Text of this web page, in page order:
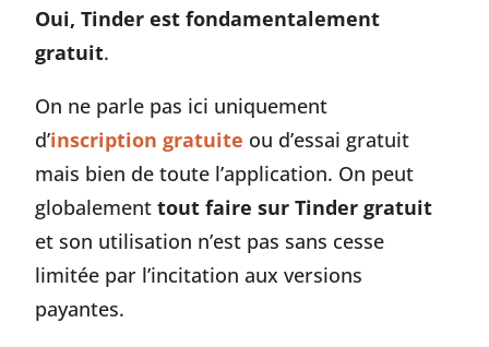
Oui, Tinder est fondamentalement
gratuit.
On ne parle pas ici uniquement
d’inscription gratuite ou d’essai gratuit
mais bien de toute l’application. On peut
globalementtout faire sur Tinder gratuit
et son utilisation n’est pas sans cesse
limitée par l’incitation aux versions
payantes.